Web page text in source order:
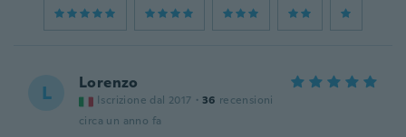
L Lorenzo
Iscrizione dal 2017 · 36 recensioni
circa un anno fa